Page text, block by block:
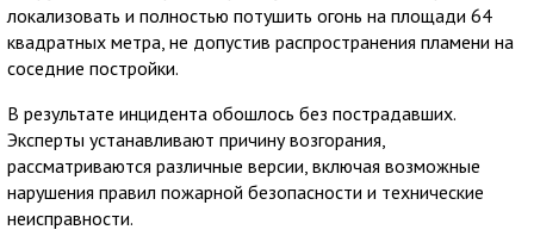
локализовать и полностью потушить огонь на площади 64
квадратных метра, не допустив распространения пламени на
соседние постройки.
В результате инцидента обошлось без пострадавших.
Эксперты устанавливают причину возгорания,
рассматриваются различные версии, включая возможные
нарушения правил пожарной безопасности и технические
неисправности.